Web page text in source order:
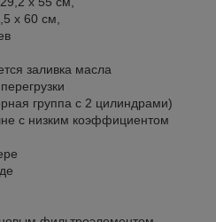
x 60 см,
заливка масла
группа с 2 цилиндрами)
с низким коэффициентом